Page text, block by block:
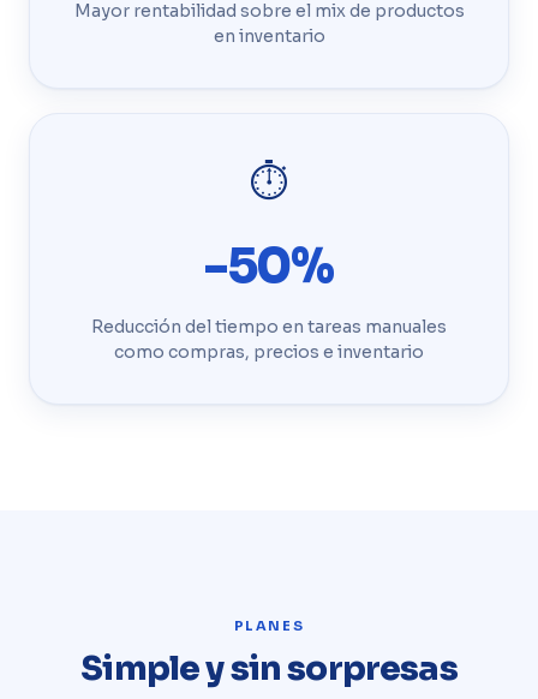
Mayor rentabilidad sobre el mix de productos
en inventario
⏱️
-50%
Reducción del tiempo en tareas manuales
como compras, precios e inventario
PLANES
Simple y sin sorpresas